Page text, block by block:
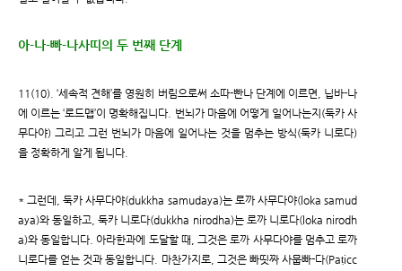
아-나-빠-나사띠의 두 번째 단계
11(10). ‘세속적 견해’를 영원히 버림으로써 소따-빤나 단계에 이르면, 닙바-나
에 이르는 ‘로드맵’이 명확해집니다. 번뇌가 마음에 어떻게 일어나는지(둑카 사
무다야) 그리고 그런 번뇌가 마음에 일어나는 것을 멈추는 방식(둑카 니로다)
을 정확하게 알게 됩니다.
* 그런데, 둑카 사무다야(dukkha samudaya)는 로까 사무다야(loka samud
aya)와 동일하고, 둑카 니로다(dukkha nirodha)는 로까 니로다(loka nirodh
a)와 동일합니다. 아라한과에 도달할 때, 그것은 로까 사무다야를 멈추고 로까
니로다를 얻는 것과 동일합니다. 마찬가지로, 그것은 빠띳짜 사뭅빠-다(Paṭicc